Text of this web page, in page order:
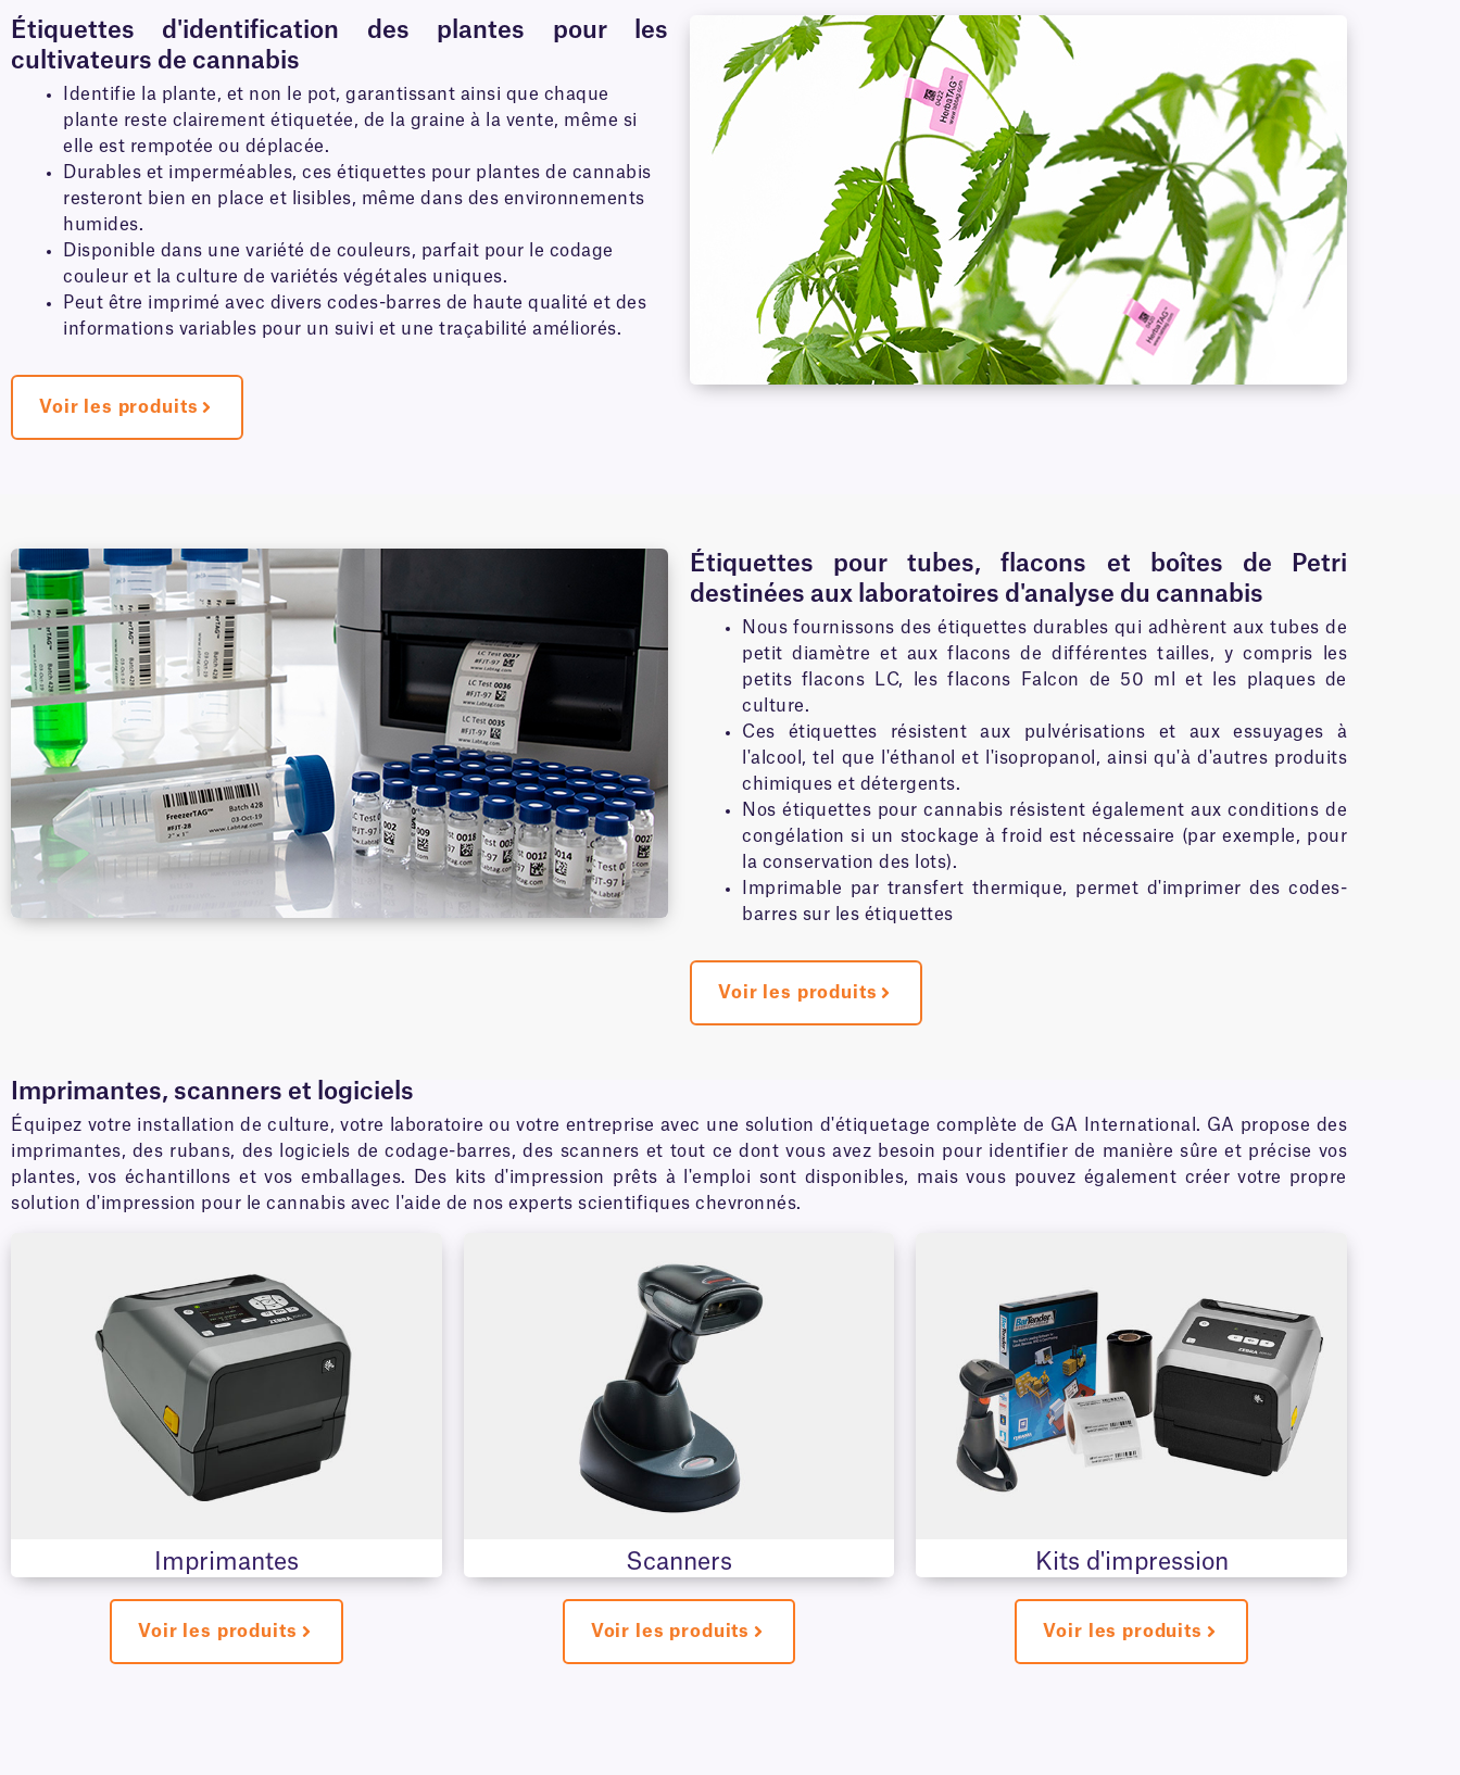
Étiquettes d'identification des plantes pour les
cultivateurs de cannabis
Identifie la plante, et non le pot, garantissant ainsi que chaque
plante reste clairement étiquetée, de la graine à la vente, même si
elle est rempotée ou déplacée.
Durables et imperméables, ces étiquettes pour plantes de cannabis
resteront bien en place et lisibles, même dans des environnements
humides.
Disponible dans une variété de couleurs, parfait pour le codage
couleur et la culture de variétés végétales uniques.
Peut être imprimé avec divers codes-barres de haute qualité et des
informations variables pour un suivi et une traçabilité améliorés.
Voir les produits
Étiquettes pour tubes, flacons et boîtes de Petri
destinées aux laboratoires d'analyse du cannabis
Nous fournissons des étiquettes durables qui adhèrent aux tubes de
petit diamètre et aux flacons de différentes tailles, y compris les
petits flacons LC, les flacons Falcon de 50 ml et les plaques de
culture.
Ces étiquettes résistent aux pulvérisations et aux essuyages à
l'alcool, tel que l'éthanol et l'isopropanol, ainsi qu'à d'autres produits
chimiques et détergents.
Nos étiquettes pour cannabis résistent également aux conditions de
congélation si un stockage à froid est nécessaire (par exemple, pour
la conservation des lots).
Imprimable par transfert thermique, permet d'imprimer des codes-
barres sur les étiquettes
Voir les produits
Imprimantes, scanners et logiciels
Équipez votre installation de culture, votre laboratoire ou votre entreprise avec une solution d'étiquetage complète de GA International. GA propose des
imprimantes, des rubans, des logiciels de codage-barres, des scanners et tout ce dont vous avez besoin pour identifier de manière sûre et précise vos
plantes, vos échantillons et vos emballages. Des kits d'impression prêts à l'emploi sont disponibles, mais vous pouvez également créer votre propre
solution d'impression pour le cannabis avec l'aide de nos experts scientifiques chevronnés.
Imprimantes
Voir les produits
Scanners
Voir les produits
Kits d'impression
Voir les produits